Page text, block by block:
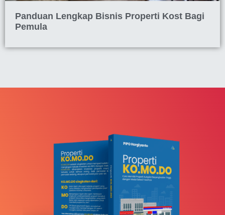
Panduan Lengkap Bisnis Properti Kost Bagi
Pemula